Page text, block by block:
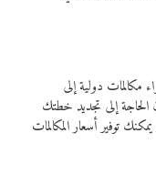
مكالمات دولية إلى
إلى تجديد خطتك
توفير أسعار المكالمات